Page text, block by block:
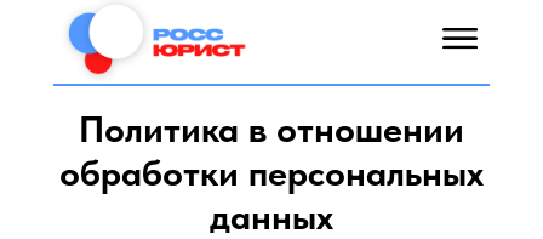
Политика в отношении
обработки персональных
данных